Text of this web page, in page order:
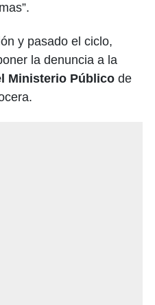
y pasado el ciclo,
la denuncia a la
Ministerio Público de